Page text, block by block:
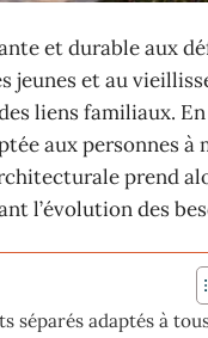
et durable aux
jeunes et au
liens familiaux.
aux personnes
prend
l’évolution des
séparés adaptés à